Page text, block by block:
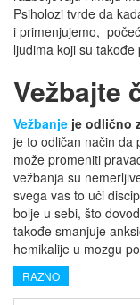
Psiholozi tvrde da
i primenjujemo,
ljudima koji su takođe
Vežbajte
Vežbanje je odlično
je to odličan način da
može promeniti
vežbanja su
svega vas to uči
bolje u sebi, što
takođe smanjuje
hemikalije u mozgu
RAZNO